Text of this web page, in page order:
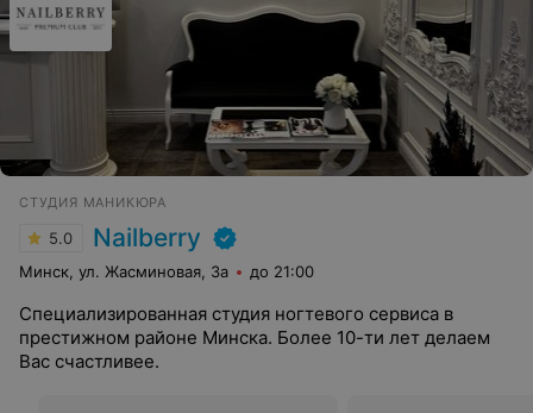
СТУДИЯ МАНИКЮРА
5.0 Nailberry
Минск, ул. Жасминовая, 3а до 21:00
Специализированная студия ногтевого сервиса в
престижном районе Минска. Более 10-ти лет делаем
Вас счастливее.